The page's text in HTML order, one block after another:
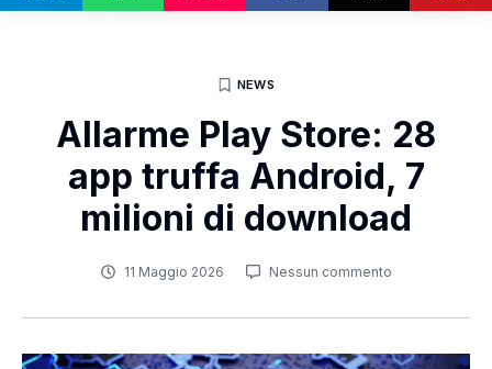
NEWS
Allarme Play Store: 28
app truffa Android, 7
milioni di download
11 Maggio 2026 Nessun commento